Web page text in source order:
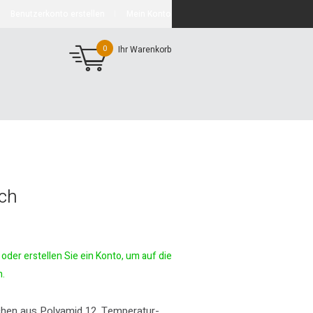
0 Ihr Warenkorb
erstellen Sie ein Konto, um auf die